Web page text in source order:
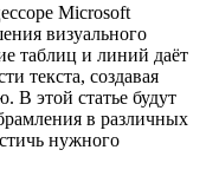
Microsoft
визуального
таблиц и линий даёт
текста, создавая
В этой статье будут
в различных
нужного